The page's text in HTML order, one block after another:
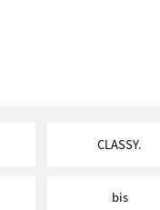
CLASSY.
bis